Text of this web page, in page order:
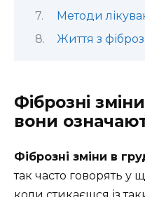
Методи
Життя з
Фіброзні
вони
Фіброзні зміни в
так часто говорять у